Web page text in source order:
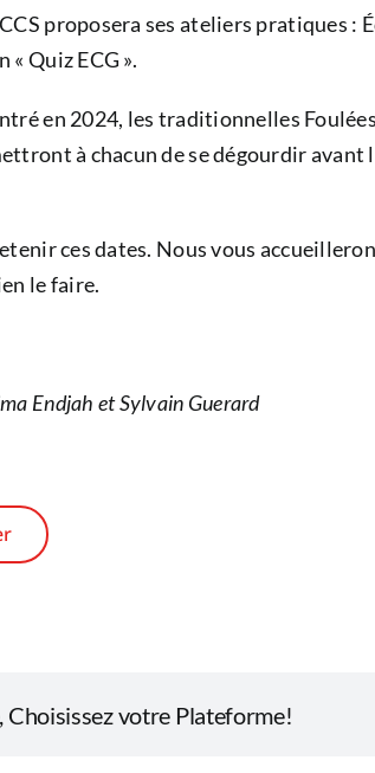
proposera ses ateliers pratiques :
« Quiz ECG ».
en 2024, les traditionnelles
à chacun de se dégourdir avant
ces dates. Nous vous
le faire.
Endjah et Sylvain Guerard
Choisissez votre Plateforme!